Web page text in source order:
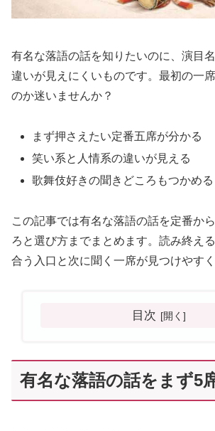
有名な落語の話を知りたいのに、演目
違いが見えにくいものです。最初の一
のか迷いませんか？
まず押さえたい定番五席が分かる
笑い系と人情系の違いが見える
歌舞伎好きの聞きどころもつかめる
この記事では有名な落語の話を定番か
ろと選び方までまとめます。読み終え
合う入口と次に聞く一席が見つけやすく
目次
有名な落語の話をまず5